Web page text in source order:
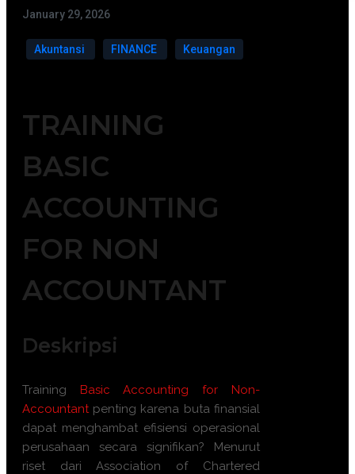
January 29, 2026
Akuntansi FINANCE Keuangan
TRAINING
BASIC
ACCOUNTING
FOR NON
ACCOUNTANT
Deskripsi
Training
Basic Accounting for Non-
Accountantpenting karena buta finansial
dapat menghambat efisiensi operasional
perusahaan secara signifikan? Menurut
riset dari Association of Chartered